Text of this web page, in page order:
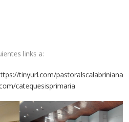
links a:
tinyurl.com/pastoralscalabriniana
catequesisprimaria